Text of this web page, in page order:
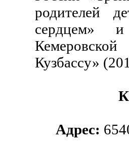
родителей
сердцем»
Кузбассу»
Адрес: